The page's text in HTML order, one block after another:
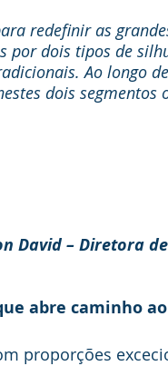
redefinir as
por dois tipos de
Ao longo
dois segmentos
David – Diretora
abre caminho ao
proporções